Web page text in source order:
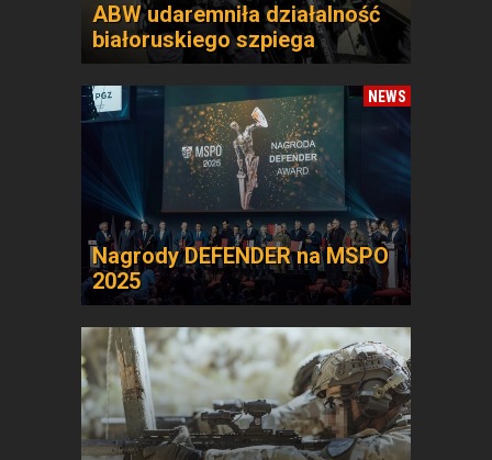
ABW udaremniła działalność
białoruskiego szpiega
NEWS
Nagrody DEFENDER na MSPO
2025